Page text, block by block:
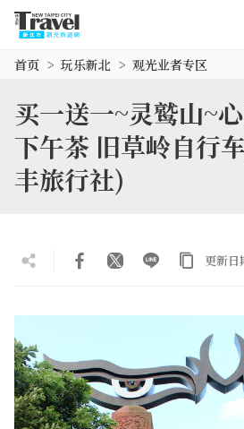
首页 玩乐新北 观光业者专区
买一送一~灵鹫山~
下午茶 旧草岭自行
丰旅行社)
更新